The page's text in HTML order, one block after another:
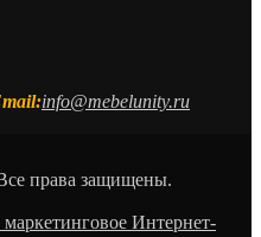
info@mebelunity.ru
права защищены.
Интернет-